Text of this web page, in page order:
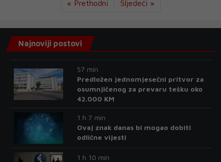
« Prethodni Sljedeći »
Najnoviji postovi
57 min
Predložen jednomjesečni pritvor za
osumnjičenog za prevaru tešku oko
42.000 KM
1 h 7 min
Ovaj znak danas bi mogao dobiti
odlične vijesti
1 h 10 min